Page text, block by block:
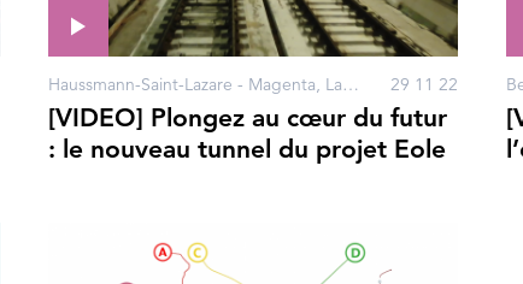
Haussmann-Saint-Lazare - Magenta, La Défense, Nanterre, Porte Maillot, Courbevoie, Neuilly-sur-Seine, Paris 29 11 22
[VIDEO] Plongez au cœur du futur
: le nouveau tunnel du projet Eole